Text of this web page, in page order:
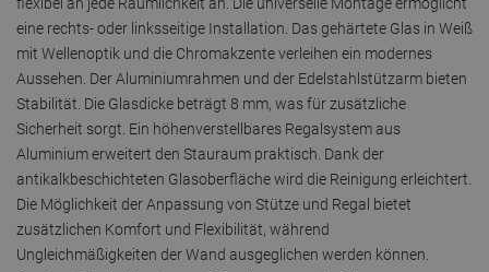
eine rechts- oder linksseitige Installation. Das gehärtete Glas in Weiß
mit Wellenoptik und die Chromakzente verleihen ein modernes
Aussehen. Der Aluminiumrahmen und der Edelstahlstützarm bieten
Stabilität. Die Glasdicke beträgt 8 mm, was für zusätzliche
Sicherheit sorgt. Ein höhenverstellbares Regalsystem aus
Aluminium erweitert den Stauraum praktisch. Dank der
antikalkbeschichteten Glasoberfläche wird die Reinigung erleichtert.
Die Möglichkeit der Anpassung von Stütze und Regal bietet
zusätzlichen Komfort und Flexibilität, während
Ungleichmäßigkeiten der Wand ausgeglichen werden können.